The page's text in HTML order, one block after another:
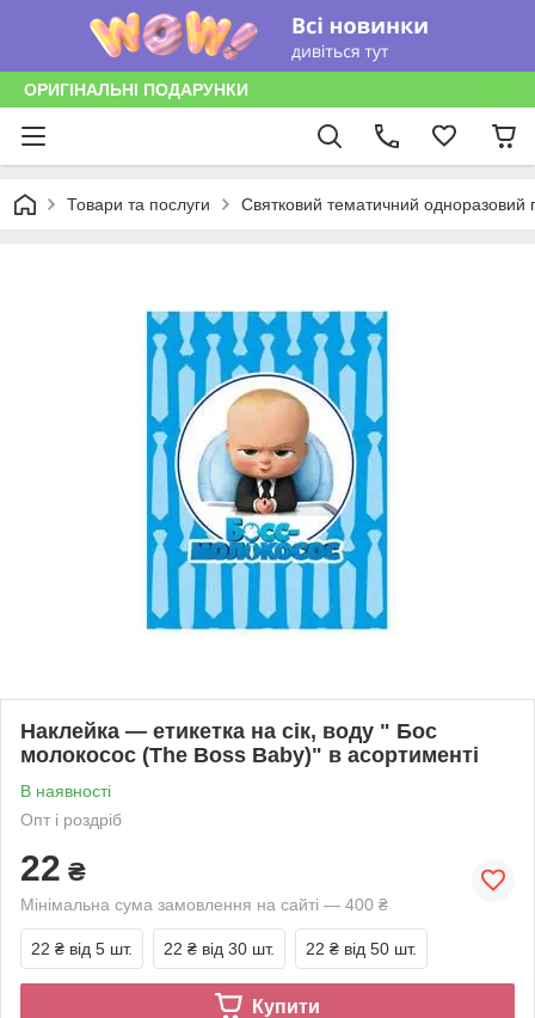
ОРИГІНАЛЬНІ ПОДАРУНКИ
Товари та послуги Святковий тематичний одноразовий
Наклейка — етикетка на сік, воду " Бос
молокосос (The Boss Baby)" в асортименті
В наявності
Опт і роздріб
22 ₴
Мінімальна сума замовлення на сайті — 400 ₴
22 ₴ від 5 шт. 22 ₴ від 30 шт. 22 ₴ від 50 шт.
Купити